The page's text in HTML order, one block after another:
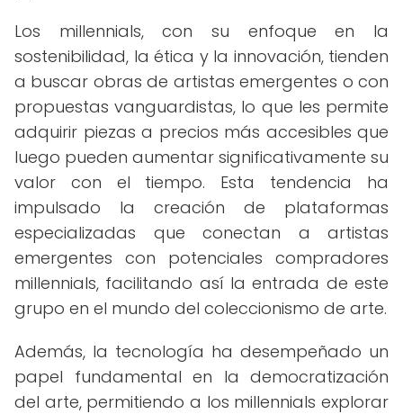
Los millennials, con su enfoque en la
sostenibilidad, la ética y la innovación, tienden
a buscar obras de artistas emergentes o con
propuestas vanguardistas, lo que les permite
adquirir piezas a precios más accesibles que
luego pueden aumentar significativamente su
valor con el tiempo. Esta tendencia ha
impulsado la creación de plataformas
especializadas que conectan a artistas
emergentes con potenciales compradores
millennials, facilitando así la entrada de este
grupo en el mundo del coleccionismo de arte.
Además, la tecnología ha desempeñado un
papel fundamental en la democratización
del arte, permitiendo a los millennials explorar